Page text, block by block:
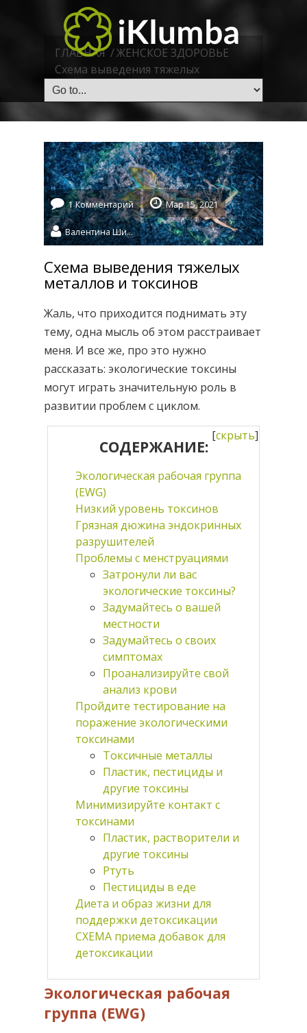
ГЛАВНАЯ/ЖЕНСКОЕ ЗДОРОВЬЕ
Схема выведения тяжелых
металлов и токсинов
1 Комментарий Мар 15, 2021
Валентина Шидловская
Схема выведения тяжелых
металлов и токсинов
Жаль, что приходится поднимать эту
тему, одна мысль об этом расстраивает
меня. И все же, про это нужно
рассказать: экологические токсины
могут играть значительную роль в
развитии проблем с циклом.
СОДЕРЖАНИЕ:
Экологическая рабочая группа
(EWG)
Низкий уровень токсинов
Грязная дюжина эндокринных
разрушителей
Проблемы с менструациями
Затронули ли вас
экологические токсины?
Задумайтесь о вашей
местности
Задумайтесь о своих
симптомах
Проанализируйте свой
анализ крови
Пройдите тестирование на
поражение экологическими
токсинами
Токсичные металлы
Пластик, пестициды и
другие токсины
Минимизируйте контакт с
токсинами
Пластик, растворители и
другие токсины
Ртуть
Пестициды в еде
Диета и образ жизни для
поддержки детоксикации
СХЕМА приема добавок для
детоксикации
[скрыть]
Экологическая рабочая
группа (EWG)